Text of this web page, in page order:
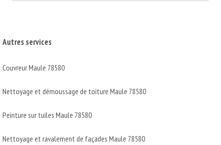
Autres services
Couvreur Maule 78580
Nettoyage et démoussage de toiture Maule 78580
Peinture sur tuiles Maule 78580
Nettoyage et ravalement de façades Maule 78580